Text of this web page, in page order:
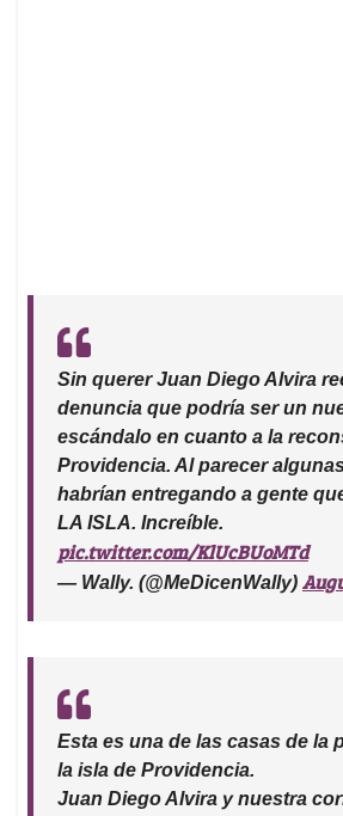
Sin querer Juan Diego Alvira
denuncia que podría ser un
escándalo en cuanto a la
Providencia. Al parecer
habrían entregando a gente
LA ISLA. Increíble.
pic.twitter.com/KlUcBUoMTd
— Wally. (@MeDicenWally)
Esta es una de las casas de la
la isla de Providencia.
Juan Diego Alvira y nuestra